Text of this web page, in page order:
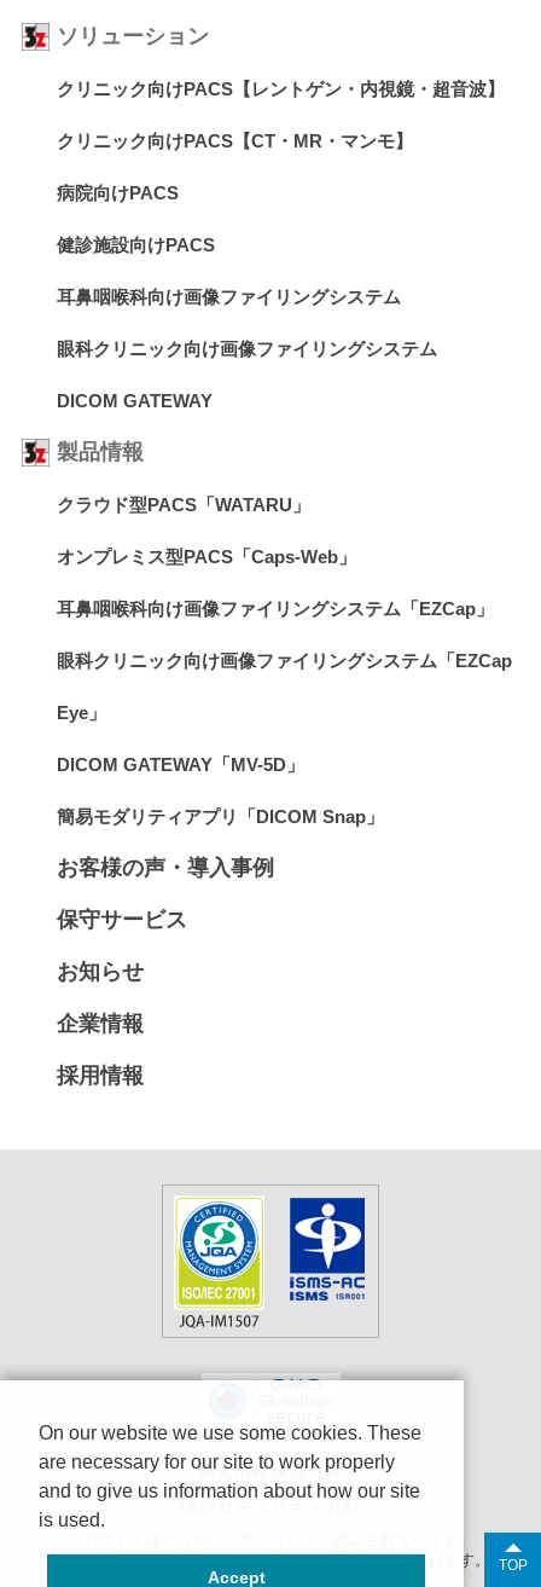
TOP
ソリューション
クリニック向けPACS【レントゲン・内視鏡・超音波】
クリニック向けPACS【CT・MR・マンモ】
病院向けPACS
健診施設向けPACS
耳鼻咽喉科向け画像ファイリングシステム
眼科クリニック向け画像ファイリングシステム
DICOM GATEWAY
製品情報
クラウド型PACS「WATARU」
オンプレミス型PACS「Caps-Web」
耳鼻咽喉科向け画像ファイリングシステム「EZCap」
眼科クリニック向け画像ファイリングシステム「EZCap
Eye」
DICOM GATEWAY「MV-5D」
簡易モダリティアプリ「DICOM Snap」
お客様の声・導入事例
保守サービス
お知らせ
企業情報
採用情報
個人情報保護方針
SSL対応ページからの情報送信は暗号化により保護されます。
On our website we use some cookies. These
are necessary for our site to work properly
and to give us information about how our site
is used.
Accept